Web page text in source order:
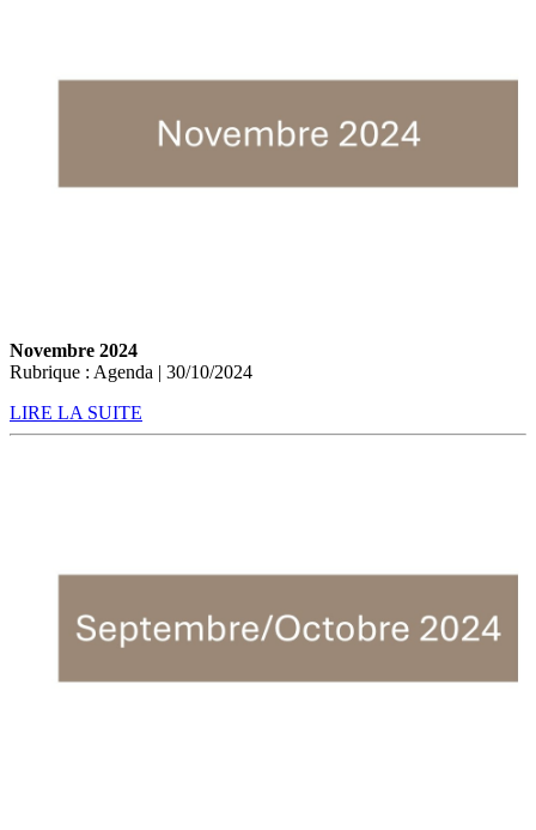
Novembre 2024
Rubrique : Agenda | 30/10/2024
LIRE LA SUITE